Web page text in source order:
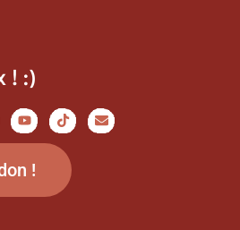
! :)
!